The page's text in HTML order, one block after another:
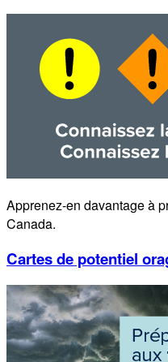
Apprenez-en davantage à
Canada.
Cartes de potentiel